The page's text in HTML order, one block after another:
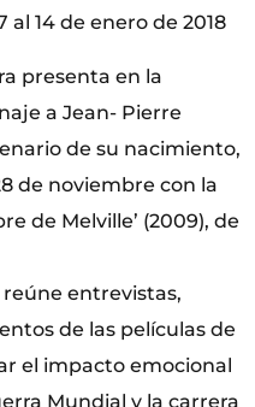
al 14 de enero de 2018
presenta en la
a Jean- Pierre
de su nacimiento,
de noviembre con la
de Melville’ (2009), de
entrevistas,
de las películas de
el impacto emocional
Mundial y la carrera